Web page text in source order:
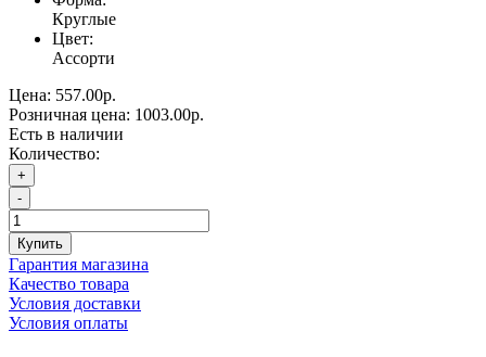
Круглые
Цвет:
Ассорти
Цена: 557.00р.
Розничная цена: 1003.00р.
Есть в наличии
Количество:
+
-
Купить
Гарантия магазина
Качество товара
Условия доставки
Условия оплаты